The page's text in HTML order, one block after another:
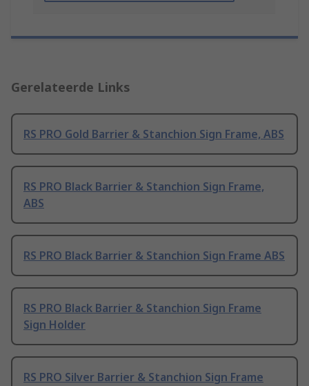
Gerelateerde Links
RS PRO Gold Barrier & Stanchion Sign Frame, ABS
RS PRO Black Barrier & Stanchion Sign Frame,
ABS
RS PRO Black Barrier & Stanchion Sign Frame ABS
RS PRO Black Barrier & Stanchion Sign Frame
Sign Holder
RS PRO Silver Barrier & Stanchion Sign Frame